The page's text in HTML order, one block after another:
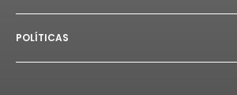
E-mail:astorept@outlook.com
Whatsapp:
Horário de Atendimento:Segunda à
POLÍTICAS
Aviso Legal